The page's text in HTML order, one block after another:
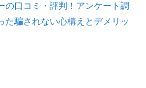
の口コミ・評判！アンケート調
た騙されない心構えとデメリッ